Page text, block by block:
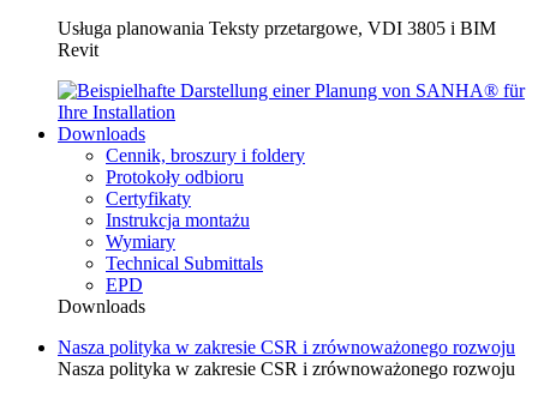
Usługa planowania Teksty przetargowe, VDI 3805 i BIM
Revit
Downloads
Cennik, broszury i foldery
Protokoły odbioru
Certyfikaty
Instrukcja montażu
Wymiary
Technical Submittals
EPD
Downloads
Nasza polityka w zakresie CSR i zrównoważonego rozwoju
Nasza polityka w zakresie CSR i zrównoważonego rozwoju